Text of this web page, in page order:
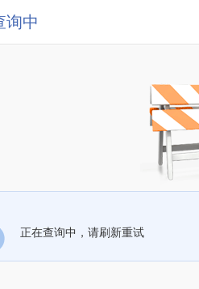
询中
正在查询中，请刷新重试